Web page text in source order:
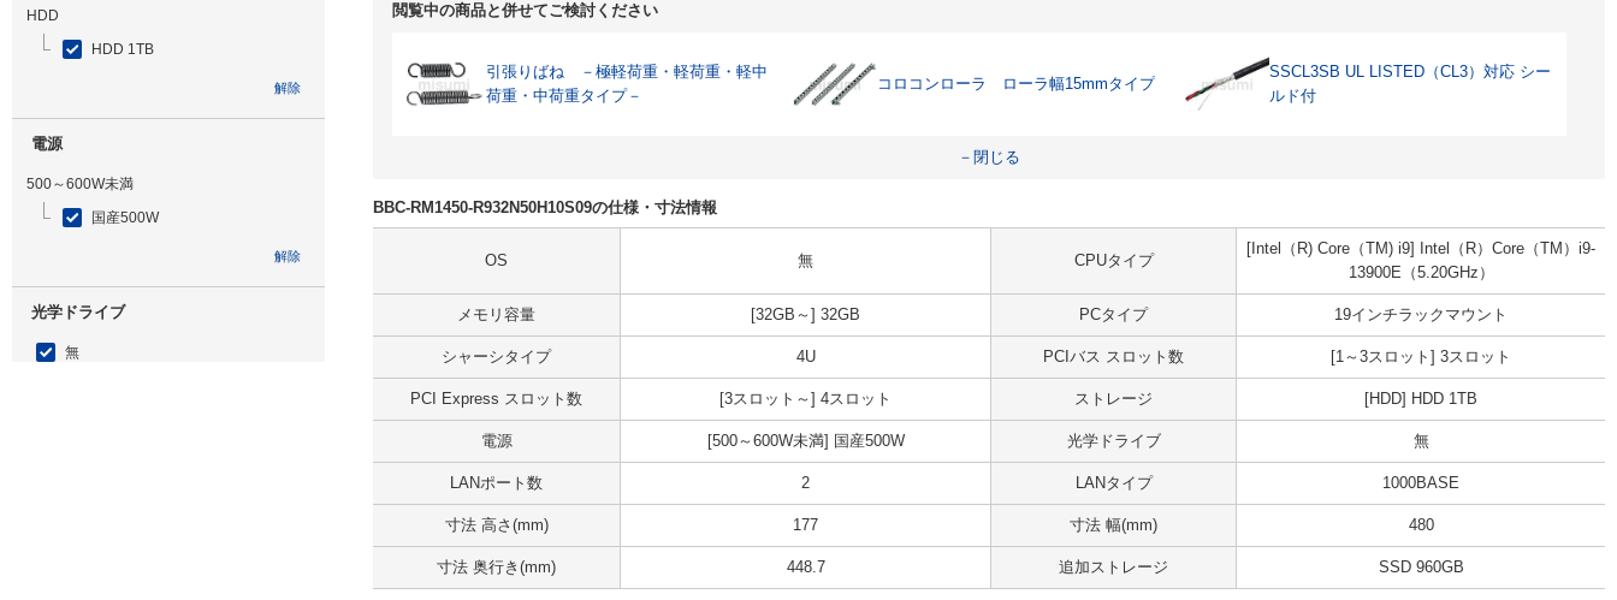
HDD
HDD 1TB
解除
電源
500～600W未満
国産500W
解除
光学ドライブ
無
閲覧中の商品と併せてご検討ください
引張りばね －極軽荷重・軽荷重・軽中
荷重・中荷重タイプ－
コロコンローラ ローラ幅15mmタイプ
SSCL3SB UL LISTED（CL3）対応 シー
ルド付
－閉じる
BBC-RM1450-R932N50H10S09の仕様・寸法情報
OS 無 CPUタイプ
[Intel（R) Core（TM) i9] Intel（R）Core（TM）i9-
13900E（5.20GHz）
メモリ容量 [32GB～] 32GB PCタイプ 19インチラックマウント
シャーシタイプ 4U PCIバス スロット数 [1～3スロット] 3スロット
PCI Express スロット数 [3スロット～] 4スロット ストレージ [HDD] HDD 1TB
電源 [500～600W未満] 国産500W 光学ドライブ 無
LANポート数 2 LANタイプ 1000BASE
寸法 高さ(mm) 177 寸法 幅(mm) 480
寸法 奥行き(mm) 448.7 追加ストレージ SSD 960GB